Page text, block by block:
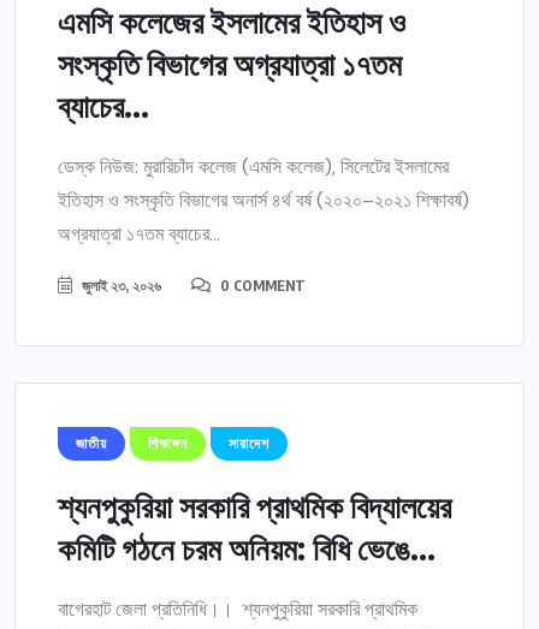
এমসি কলেজের ইসলামের ইতিহাস ও
সংস্কৃতি বিভাগের অগ্রযাত্রা ১৭তম
ব্যাচের...
ডেস্ক নিউজ: মুরারিচাঁদ কলেজ (এমসি কলেজ), সিলেটের ইসলামের
ইতিহাস ও সংস্কৃতি বিভাগের অনার্স ৪র্থ বর্ষ (২০২০–২০২১ শিক্ষাবর্ষ)
অগ্রযাত্রা ১৭তম ব্যাচের...
জুলাই ২৩, ২০২৬ 0 COMMENT
জাতীয় শিক্ষাঙ্গন সারাদেশ
শ্যনপুকুরিয়া সরকারি প্রাথমিক বিদ্যালয়ের
কমিটি গঠনে চরম অনিয়ম: বিধি ভেঙে...
বাগেরহাট জেলা প্রতিনিধি।। শ্যনপুকুরিয়া সরকারি প্রাথমিক